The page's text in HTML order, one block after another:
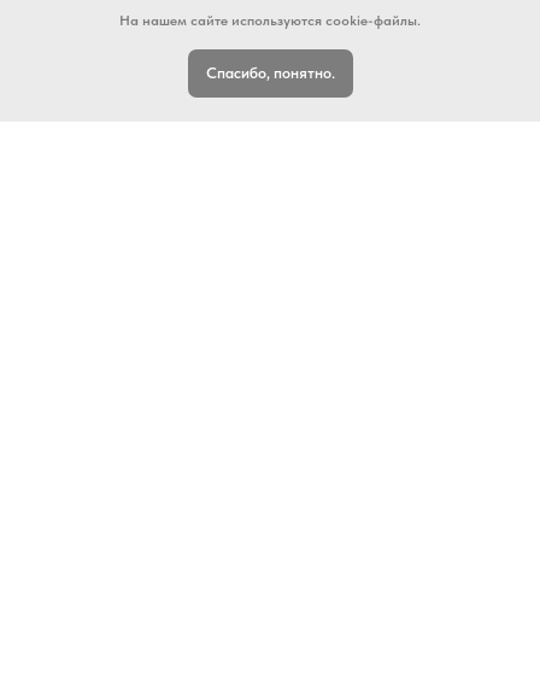
и информации друг о друге.
Спасибо Марина! За расширение
На нашем сайте используются cookie-файлы.
Спасибо, понятно.